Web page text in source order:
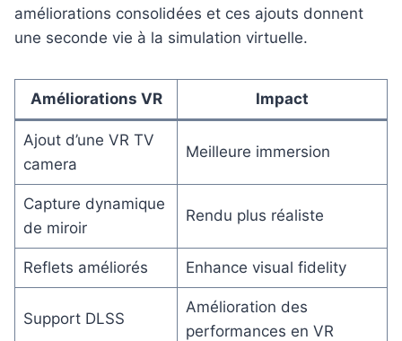
améliorations consolidées et ces ajouts donnent
une seconde vie à la simulation virtuelle.
Améliorations VR Impact
Ajout d’une VR TV
camera
Meilleure immersion
Capture dynamique
de miroir
Rendu plus réaliste
Reflets améliorés Enhance visual fidelity
Support DLSS
Amélioration des
performances en VR